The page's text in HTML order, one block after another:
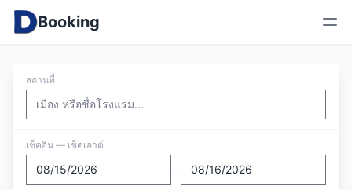
Booking
สถานที่
เช็คอิน — เช็คเอาต์
—